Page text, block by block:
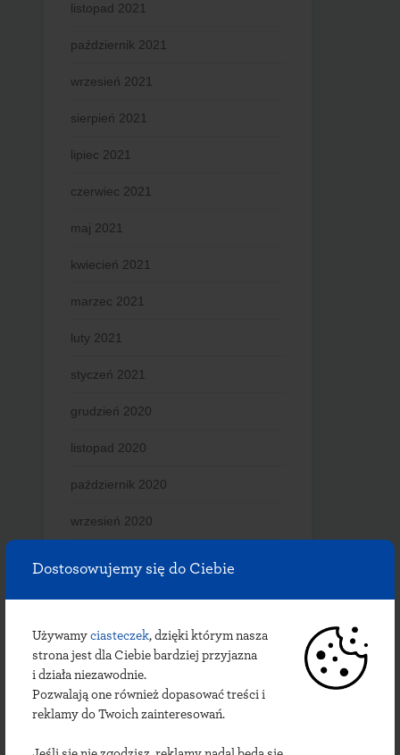
Dostosowujemy się do Ciebie
Używamy ciasteczek, dzięki którym nasza
strona jest dla Ciebie bardziej przyjazna
i działa niezawodnie.
Pozwalają one również dopasować treści i
reklamy do Twoich zainteresowań.
listopad 2021
październik 2021
wrzesień 2021
sierpień 2021
lipiec 2021
czerwiec 2021
maj 2021
kwiecień 2021
marzec 2021
luty 2021
styczeń 2021
grudzień 2020
listopad 2020
październik 2020
wrzesień 2020
maj 2020
kwiecień 2020
marzec 2020